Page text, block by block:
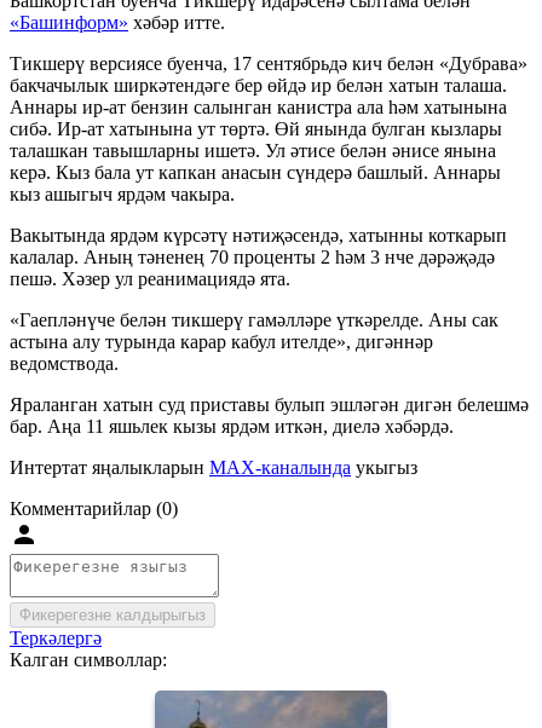
«Башинформ» хәбәр итте.
Тикшерү версиясе буенча, 17 сентябрьдә кич белән «Дубрава»
бакчачылык ширкәтендәге бер өйдә ир белән хатын талаша.
Аннары ир-ат бензин салынган канистра ала һәм хатынына
сибә. Ир-ат хатынына ут төртә. Өй янында булган кызлары
талашкан тавышларны ишетә. Ул әтисе белән әнисе янына
керә. Кыз бала ут капкан анасын сүндерә башлый. Аннары
кыз ашыгыч ярдәм чакыра.
Вакытында ярдәм күрсәтү нәтиҗәсендә, хатынны коткарып
калалар. Аның тәненең 70 проценты 2 һәм 3 нче дәрәҗәдә
пешә. Хәзер ул реанимациядә ята.
«Гаепләнүче белән тикшерү гамәлләре үткәрелде. Аны сак
астына алу турында карар кабул ителде», дигәннәр
ведомствода.
Яраланган хатын суд приставы булып эшләгән дигән белешмә
бар. Аңа 11 яшьлек кызы ярдәм иткән, диелә хәбәрдә.
Интертат яңалыкларын MAX-каналында укыгыз
Комментарийлар (0)
Фикерегезне калдырыгыз
Теркәлергә
Калган символлар: